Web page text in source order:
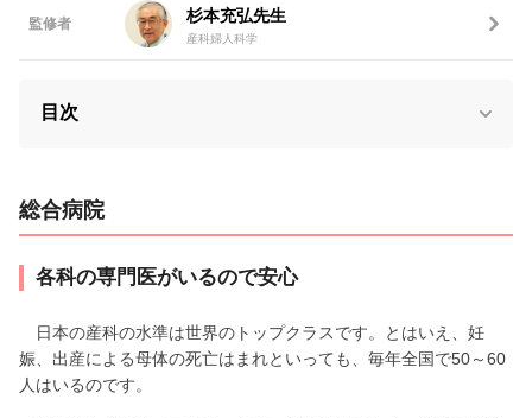
監修者 杉本充弘先生
産科婦人科学
目次
総合病院
各科の専門医がいるので安心
日本の産科の水準は世界のトップクラスです。とはいえ、妊
娠、出産による母体の死亡はまれといっても、毎年全国で50～60
人はいるのです。